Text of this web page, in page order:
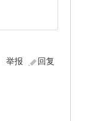
回复
举报